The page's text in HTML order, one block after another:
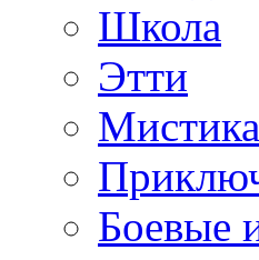
Школа
Этти
Мистика
Боевые